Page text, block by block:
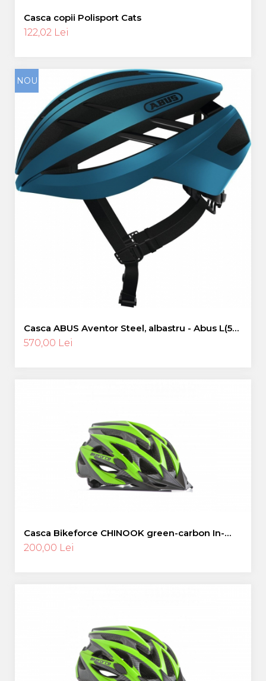
Casca copii Polisport Cats
122,02 Lei
NOU
Casca ABUS Aventor Steel, albastru - Abus L(57-
61 cm)
570,00 Lei
Casca Bikeforce CHINOOK green-carbon In-
Mold L
200,00 Lei